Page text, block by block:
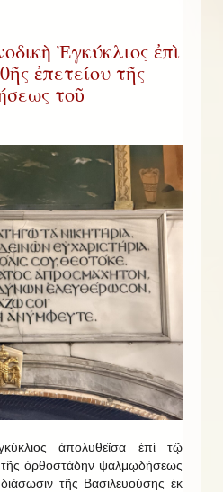
Ἐγκύκλιος ἐπὶ
ἐπετείου τῆς
τοῦ
ἀπολυθεῖσα ἐπὶ τῷ
ὀρθοστάδην ψαλμῳδήσεως
τῆς Βασιλευούσης ἐκ